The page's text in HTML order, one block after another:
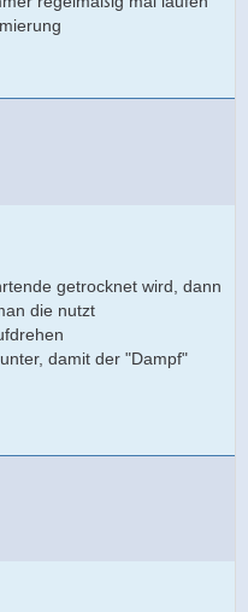
getrocknet wird, dann
die nutzt
damit der "Dampf"